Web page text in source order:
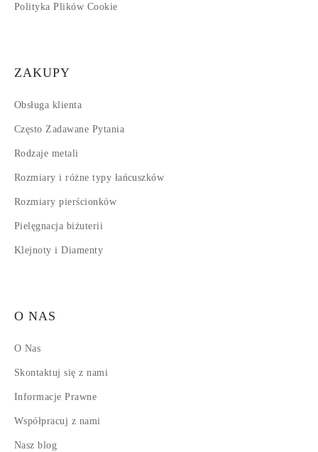
Polityka Plików Cookie
ZAKUPY
Obsługa klienta
Często Zadawane Pytania
Rodzaje metali
Rozmiary i różne typy łańcuszków
Rozmiary pierścionków
Pielęgnacja biżuterii
Klejnoty i Diamenty
O NAS
O Nas
Skontaktuj się z nami
Informacje Prawne
Współpracuj z nami
Nasz blog